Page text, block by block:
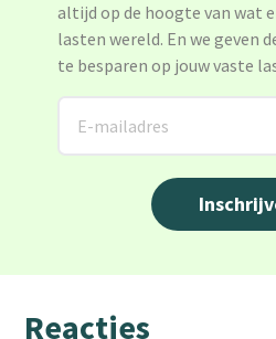
altijd op de hoogte van wat
lasten wereld. En we geven
te besparen op jouw vaste
Reacties